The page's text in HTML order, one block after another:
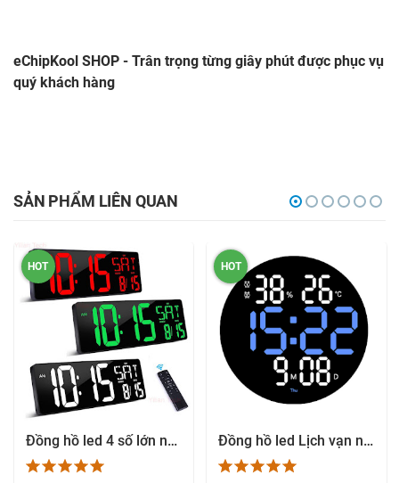
eChipKool SHOP - Trân trọng từng giây phút được phục vụ
quý khách hàng
SẢN PHẨM LIÊN QUAN
HOT
Đồng hồ led Lịch vạn niên Nhiệt độ độ ẩm - 6630 - Xanh biển
HOT
Đồng hồ led Lịch vạn niên Nhiệt độ độ ẩm - 6630 - Màu vàng